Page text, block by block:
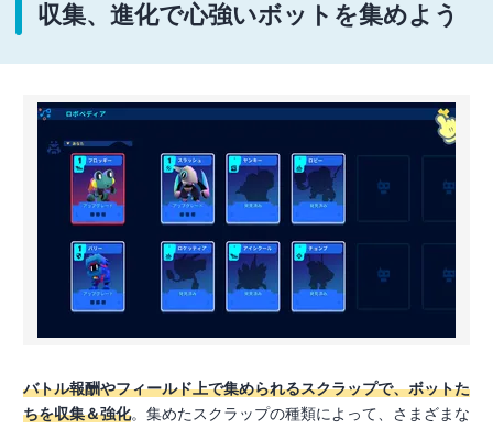
収集、進化で心強いボットを集めよう
バトル報酬やフィールド上で集められるスクラップで、ボットた
ちを収集＆強化。集めたスクラップの種類によって、さまざまな